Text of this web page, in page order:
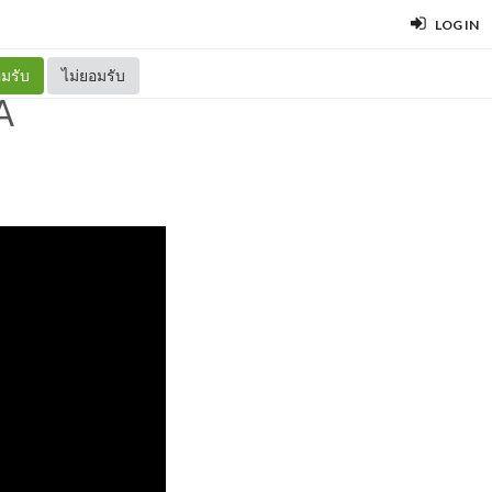
LOG IN
รับ ไม่ยอมรับ